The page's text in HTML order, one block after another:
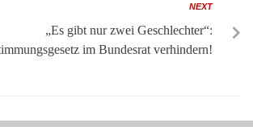
NEXT
„Es gibt nur zwei Geschlechter“:
im Bundesrat verhindern!